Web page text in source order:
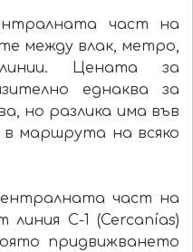
част на
между влак, метро,
Цената за
еднаква за
но разлика има във
маршрута на всяко
част на
C-1 (Cercanías)
придвижването